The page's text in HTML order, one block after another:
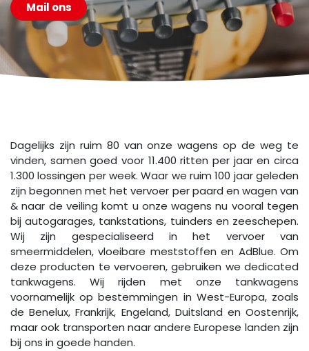
Mail ons
Dagelijks zijn ruim 80 van onze wagens op de weg te
vinden, samen goed voor 11.400 ritten per jaar en circa
1.300 lossingen per week. Waar we ruim 100 jaar geleden
zijn begonnen met het vervoer per paard en wagen van
& naar de veiling komt u onze wagens nu vooral tegen
bij autogarages, tankstations, tuinders en zeeschepen.
Wij zijn gespecialiseerd in het vervoer van
smeermiddelen, vloeibare meststoffen en AdBlue. Om
deze producten te vervoeren, gebruiken we dedicated
tankwagens. Wij rijden met onze tankwagens
voornamelijk op bestemmingen in West-Europa, zoals
de Benelux, Frankrijk, Engeland, Duitsland en Oostenrijk,
maar ook transporten naar andere Europese landen zijn
bij ons in goede handen.